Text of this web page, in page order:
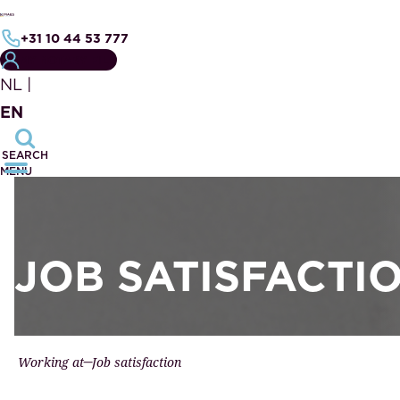
+31 10 44 53 777
NL |
EN
SEARCH
MENU
JOB
Working at Job satisfaction